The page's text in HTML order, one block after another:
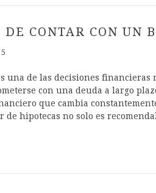
CONTAR CON UN
una de las decisiones financieras
con una deuda a largo
que cambia
hipotecas no solo es